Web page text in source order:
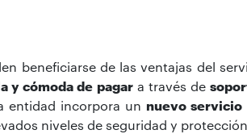
beneficiarse de las ventajas del
y cómoda de pagara través de
entidad incorpora un nuevo servicio
niveles de seguridad y